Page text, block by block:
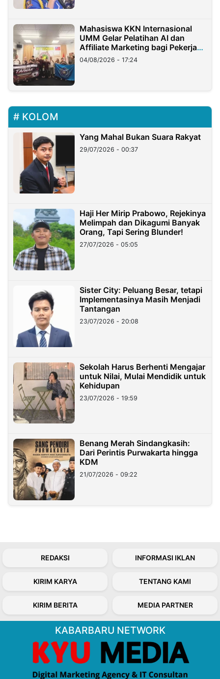
Mahasiswa KKN Internasional
UMM Gelar Pelatihan AI dan
Affiliate Marketing bagi Pekerja
Migran Indonesia di Taiwan
04/08/2026 - 17:24
KOLOM
Yang Mahal Bukan Suara Rakyat
29/07/2026 - 00:37
Haji Her Mirip Prabowo, Rejekinya
Melimpah dan Dikagumi Banyak
Orang, Tapi Sering Blunder!
27/07/2026 - 05:05
Sister City: Peluang Besar, tetapi
Implementasinya Masih Menjadi
Tantangan
23/07/2026 - 20:08
Sekolah Harus Berhenti Mengajar
untuk Nilai, Mulai Mendidik untuk
Kehidupan
23/07/2026 - 19:59
Benang Merah Sindangkasih:
Dari Perintis Purwakarta hingga
KDM
21/07/2026 - 09:22
REDAKSI INFORMASI IKLAN
KIRIM KARYA TENTANG KAMI
KIRIM BERITA MEDIA PARTNER
KABARBARU NETWORK